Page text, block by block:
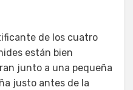
de los cuatro
están bien
junto a una pequeña
justo antes de la